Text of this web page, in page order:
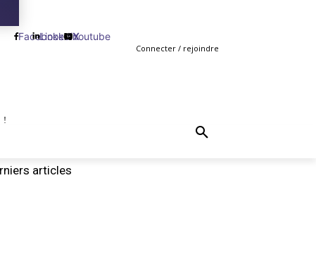
Facebook
Linkedin
X
Youtube
Connecter / rejoindre
!
articles